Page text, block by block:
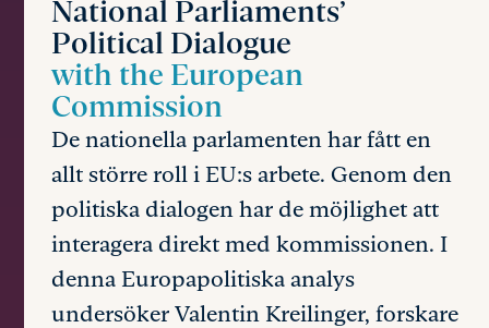
National Parliaments’
Political Dialogue
with the European
Commission
De nationella parlamenten har fått en
allt större roll i EU:s arbete. Genom den
politiska dialogen har de möjlighet att
interagera direkt med kommissionen. I
denna Europapolitiska analys
undersöker Valentin Kreilinger, forskare